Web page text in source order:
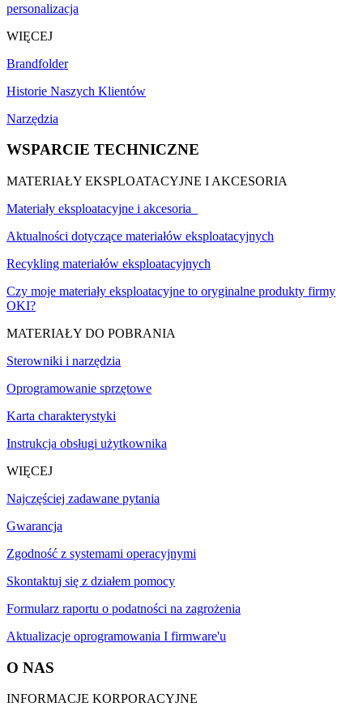
personalizacja
WIĘCEJ
Brandfolder
Historie Naszych Klientów
Narzędzia
WSPARCIE TECHNICZNE
MATERIAŁY EKSPLOATACYJNE I AKCESORIA
Materiały eksploatacyjne i akcesoria
Aktualności dotyczące materiałów eksploatacyjnych
Recykling materiałów eksploatacyjnych
Czy moje materiały eksploatacyjne to oryginalne produkty firmy
OKI?
MATERIAŁY DO POBRANIA
Sterowniki i narzędzia
Oprogramowanie sprzętowe
Karta charakterystyki
Instrukcja obsługi użytkownika
WIĘCEJ
Najczęściej zadawane pytania
Gwarancja
Zgodność z systemami operacyjnymi
Skontaktuj się z działem pomocy
Formularz raportu o podatności na zagrożenia
Aktualizacje oprogramowania I firmware'u
O NAS
INFORMACJE KORPORACYJNE